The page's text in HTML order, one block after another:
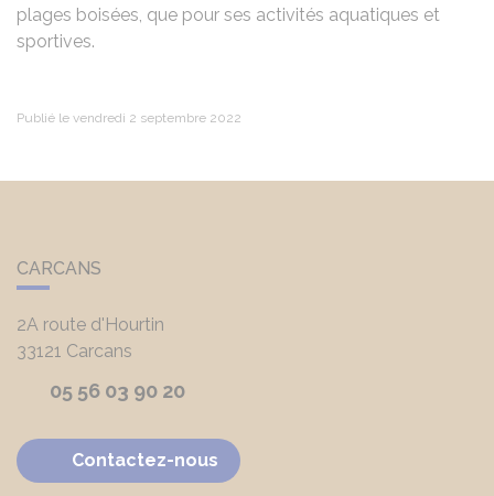
plages boisées, que pour ses activités aquatiques et
sportives.
Publié le vendredi 2 septembre 2022
CARCANS
2A route d'Hourtin
33121 Carcans
05 56 03 90 20
Contactez-nous